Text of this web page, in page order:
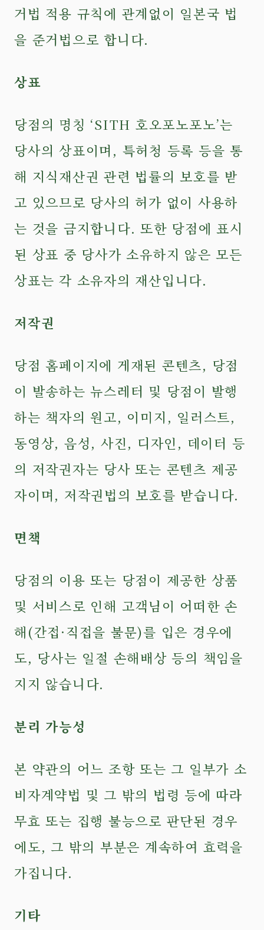
거법 적용 규칙에 관계없이 일본국 법
을 준거법으로 합니다.
상표
당점의 명칭 ‘SITH 호오포노포노’는
당사의 상표이며, 특허청 등록 등을 통
해 지식재산권 관련 법률의 보호를 받
고 있으므로 당사의 허가 없이 사용하
는 것을 금지합니다. 또한 당점에 표시
된 상표 중 당사가 소유하지 않은 모든
상표는 각 소유자의 재산입니다.
저작권
당점 홈페이지에 게재된 콘텐츠, 당점
이 발송하는 뉴스레터 및 당점이 발행
하는 책자의 원고, 이미지, 일러스트,
동영상, 음성, 사진, 디자인, 데이터 등
의 저작권자는 당사 또는 콘텐츠 제공
자이며, 저작권법의 보호를 받습니다.
면책
당점의 이용 또는 당점이 제공한 상품
및 서비스로 인해 고객님이 어떠한 손
해(간접·직접을 불문)를 입은 경우에
도, 당사는 일절 손해배상 등의 책임을
지지 않습니다.
분리 가능성
본 약관의 어느 조항 또는 그 일부가 소
비자계약법 및 그 밖의 법령 등에 따라
무효 또는 집행 불능으로 판단된 경우
에도, 그 밖의 부분은 계속하여 효력을
가집니다.
기타